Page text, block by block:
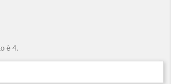
è 4.